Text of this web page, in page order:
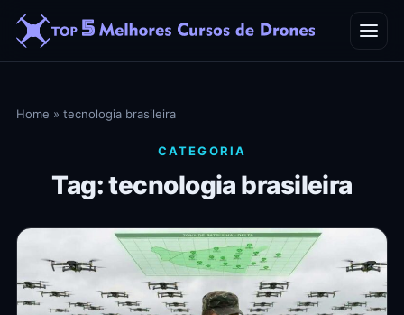
Contato
Home » tecnologia brasileira
CATEGORIA
Tag: tecnologia brasileira